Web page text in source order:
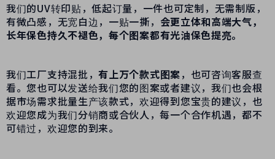
我们的UV转印贴，低起订量，一件也可定制，无需制版，
有微凸感，无宽白边，一贴一撕， 会更立体和高端大气，
长年保色持久不褪色，每个图案都有光油保色提亮。
我们工厂支持混批，有上万个款式图案，也可咨询客服查
看。您也可以发送给我们您的图案或者建议，我们也会根
据市场需求批量生产该款式，欢迎得到您宝贵的建议，也
欢迎您成为我们分销商或合伙人，每一个合作机遇，都不
可错过，欢迎您的到来。